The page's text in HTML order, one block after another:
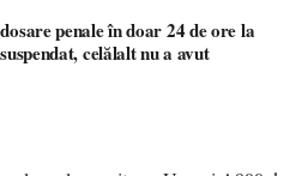
penale în doar 24 de ore la
celălalt nu a avut